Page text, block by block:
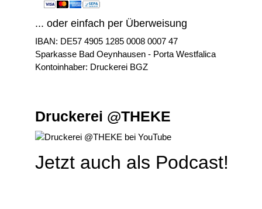
... oder einfach per Überweisung
IBAN: DE57 4905 1285 0008 0007 47
Sparkasse Bad Oeynhausen - Porta Westfalica
Kontoinhaber: Druckerei BGZ
Druckerei @THEKE
Jetzt auch als Podcast!